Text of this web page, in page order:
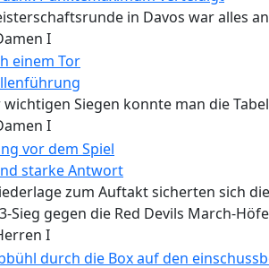
in Davos war alles
I
wichtigen Siegen konnte man die
I
starke Antwort
zum Auftakt sicherten sich
Sieg gegen die Red Devils March-
I